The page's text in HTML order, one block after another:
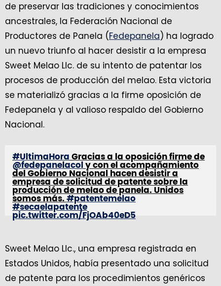
de preservar las tradiciones y conocimientos
ancestrales, la Federación Nacional de
Productores de Panela (Fedepanela) ha logrado
un nuevo triunfo al hacer desistir a la empresa
Sweet Melao Llc. de su intento de patentar los
procesos de producción del melao. Esta victoria
se materializó gracias a la firme oposición de
Fedepanela y al valioso respaldo del Gobierno
Nacional.
#UltimaHora Gracias a la oposición firme de
@fedepanelacol y con el acompañamiento
del Gobierno Nacional hacen desistir a
empresa de solicitud de patente sobre la
producción de melao de panela. Unidos
somos más. #patentemelao
#secaelapatente
pic.twitter.com/FjOAb40eD5
2024
Sweet Melao Llc., una empresa registrada en
Estados Unidos, había presentado una solicitud
de patente para los procedimientos genéricos